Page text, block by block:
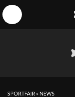
SPORTFAIR » NEWS